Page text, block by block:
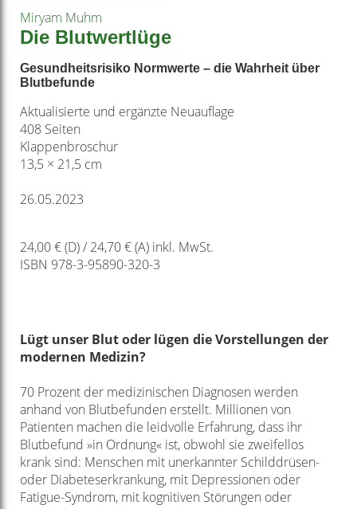
Miryam Muhm
Die Blutwertlüge
Gesundheitsrisiko Normwerte – die Wahrheit über
Blutbefunde
Aktualisierte und ergänzte Neuauflage
408 Seiten
Klappenbroschur
13,5 × 21,5 cm
26.05.2023
24,00 € (D) / 24,70 € (A) inkl. MwSt.
ISBN 978-3-95890-320-3
Lügt unser Blut oder lügen die Vorstellungen der
modernen Medizin?
70 Prozent der medizinischen Diagnosen werden
anhand von Blutbefunden erstellt. Millionen von
Patienten machen die leidvolle Erfahrung, dass ihr
Blutbefund »in Ordnung« ist, obwohl sie zweifellos
krank sind: Menschen mit unerkannter Schilddrüsen-
oder Diabeteserkrankung, mit Depressionen oder
Fatigue-Syndrom, mit kognitiven Störungen oder